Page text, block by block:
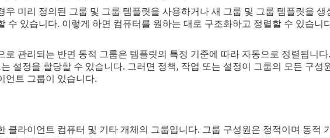
우 미리 정의된 그룹 및 그룹 템플릿을 사용하거나 새 그룹 및 그룹 템플릿을
수 있습니다. 이렇게 하면 컴퓨터를 원하는 대로 구조화하고 정렬할 수 있습니
로 관리되는 반면 동적 그룹은 템플릿의 특정 기준에 따라 자동으로 정렬됩니
설정을 할당할 수 있습니다. 그러면 정책, 작업 또는 설정이 그룹의 모든 구성
언트 그룹이 있습니다.
클라이언트 컴퓨터 및 기타 개체의 그룹입니다. 그룹 구성원은 정적이며 동적